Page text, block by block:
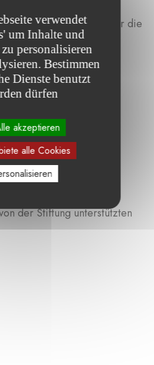
Auswahlkomitee von
Sozialinkubator, der die
Sozialunternehmen mit
Einfluss unterstützt.
portfolio/revelles/
der Stiftung unterstützten
verwendet
um Inhalte und
personalisieren
Bestimmen
Dienste benutzt
dürfen
akzeptieren
alle Cookies